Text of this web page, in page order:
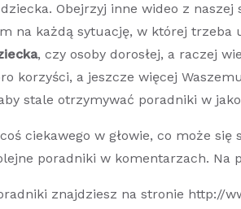
Obejrzyj inne wideo z naszej
na każdą sytuację, w której trzeba
, czy osoby dorosłej, a raczej
korzyści, a jeszcze więcej
stale otrzymywać poradniki w
ciekawego w głowie, co może się
poradniki w komentarzach. Na
znajdziesz na stronie http://